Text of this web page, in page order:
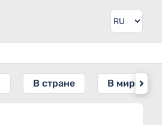
В стране В мире